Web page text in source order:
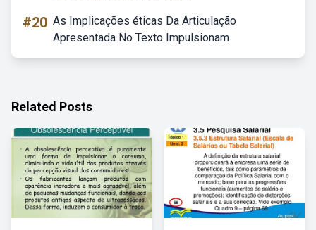
#20 As Implicações éticas Da Articulação
Apresentada No Texto Impulsionam
Related Posts